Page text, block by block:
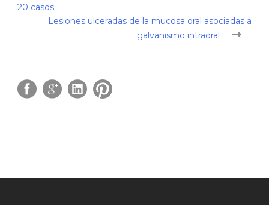
20 casos
Lesiones ulceradas de la mucosa oral asociadas a
galvanismo intraoral